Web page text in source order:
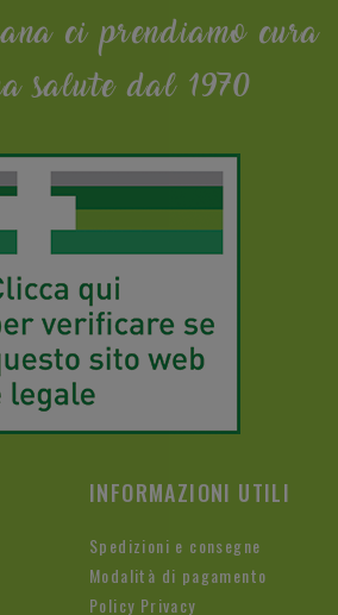
ci prendiamo cura
salute dal 1970
INFORMAZIONI UTILI
Spedizioni e consegne
Modalità di pagamento
Policy Privacy